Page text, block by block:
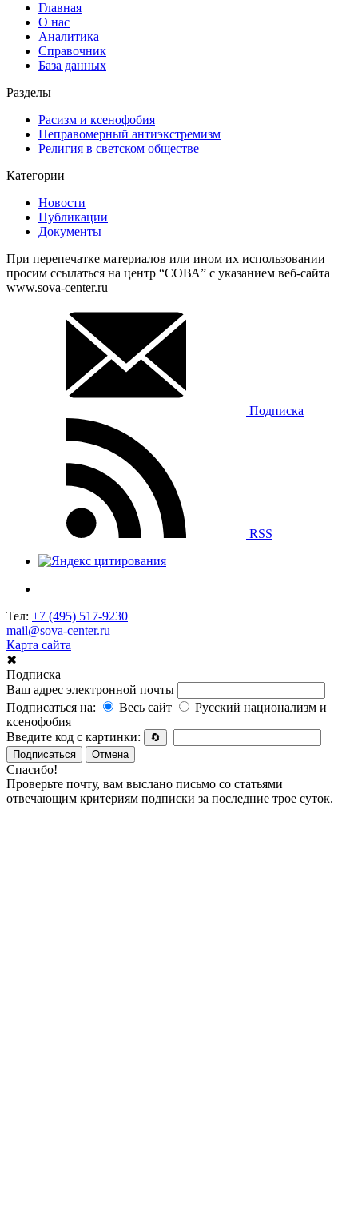
Главная
О нас
Аналитика
Справочник
База данных
Разделы
Расизм и ксенофобия
Неправомерный антиэкстремизм
Религия в светском обществе
Категории
Новости
Публикации
Документы
При перепечатке материалов или ином их использовании
просим ссылаться на центр “СОВА” с указанием веб-сайта
www.sova-center.ru
Подписка
RSS
Тел: +7 (495) 517-9230
mail@sova-center.ru
Карта сайта
✖
Подписка
Ваш адрес электронной почты
Подписаться на:
Весь сайт
Русский национализм и
ксенофобия
Введите код с картинки:
🔄
Подписаться
Отмена
Спасибо!
Проверьте почту, вам выслано письмо со статьями
отвечающим критериям подписки за последние трое суток.